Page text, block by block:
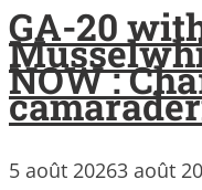
GA-20
NOW :
5 août 20263 août